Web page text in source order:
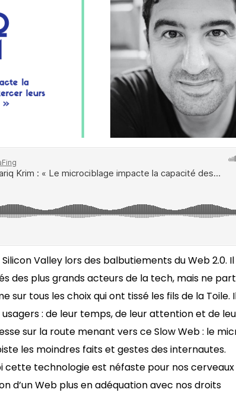
Valley lors des balbutiements du Web 2.0.
des plus grands acteurs de la tech, mais ne
sur tous les choix qui ont tissé les fils de la Toile.
: de leur temps, de leur attention et de
sur la route menant vers ce Slow Web : le
les moindres faits et gestes des internautes.
cette technologie est néfaste pour nos
d’un Web plus en adéquation avec nos droits